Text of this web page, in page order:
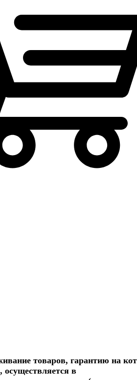
товаров, гарантию на
осуществляется в